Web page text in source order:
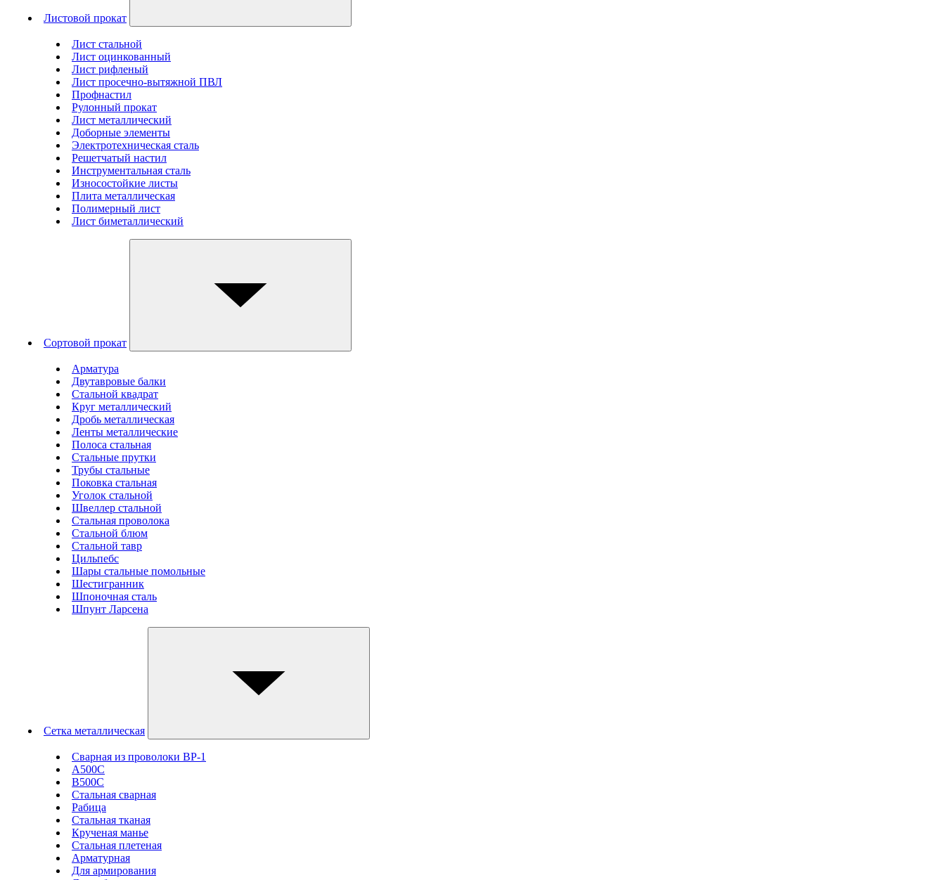
Листовой прокат
Лист стальной
Лист оцинкованный
Лист рифленый
Лист просечно-вытяжной ПВЛ
Профнастил
Рулонный прокат
Лист металлический
Доборные элементы
Электротехническая сталь
Решетчатый настил
Инструментальная сталь
Износостойкие листы
Плита металлическая
Полимерный лист
Лист биметаллический
Сортовой прокат
Арматура
Двутавровые балки
Стальной квадрат
Круг металлический
Дробь металлическая
Ленты металлические
Полоса стальная
Стальные прутки
Трубы стальные
Поковка стальная
Уголок стальной
Швеллер стальной
Стальная проволока
Стальной блюм
Стальной тавр
Цильпебс
Шары стальные помольные
Шестигранник
Шпоночная сталь
Шпунт Ларсена
Сетка металлическая
Сварная из проволоки ВР-1
А500С
В500С
Стальная сварная
Рабица
Стальная тканая
Крученая манье
Стальная плетеная
Арматурная
Для армирования